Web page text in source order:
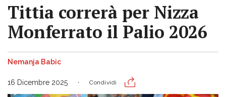
Tittia correrà per Nizza
Monferrato il Palio 2026
Nemanja Babic
16 Dicembre 2025 Condividi